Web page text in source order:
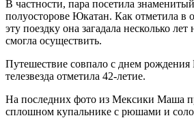
В частности, пара посетила
полуосторове Юкатан. Как отметила в
эту поездку она загадала несколько лет
смогла осуществить.
Путешествие совпало с днем
телезвезда отметила 42-летие.
На последних фото из Мексики Маша
сплошном купальнике с рюшами и